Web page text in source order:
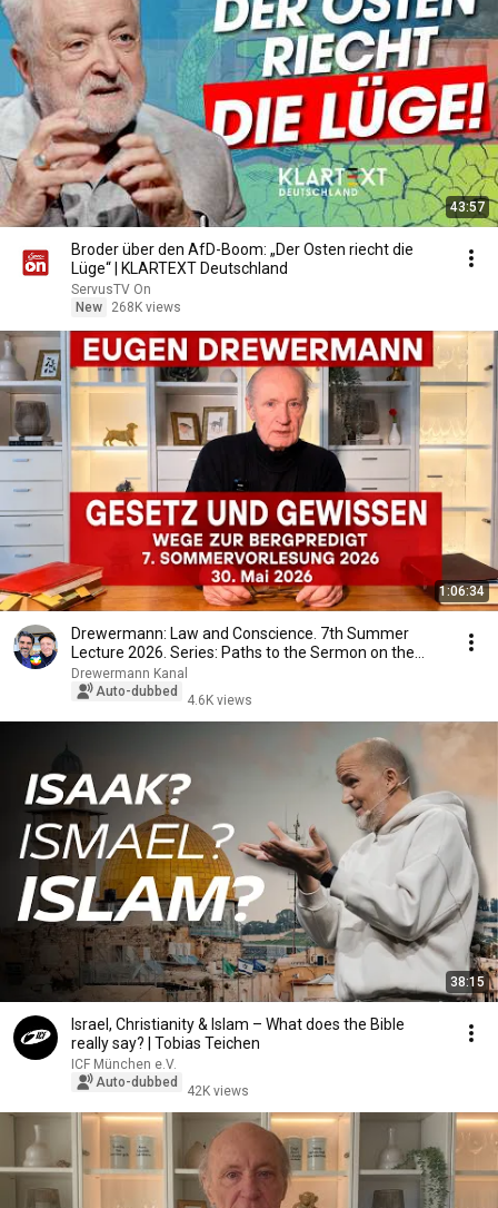
43:57
Broder über den AfD-Boom: „Der Osten riecht die
Lüge“ | KLARTEXT Deutschland
ServusTV On
New
268K views
1:06:34
Drewermann: Law and Conscience. 7th Summer
Lecture 2026. Series: Paths to the Sermon on the
Mount.
Drewermann Kanal
Auto-dubbed
4.6K views
38:15
Israel, Christianity & Islam – What does the Bible
really say? | Tobias Teichen
ICF München e.V.
Auto-dubbed
42K views